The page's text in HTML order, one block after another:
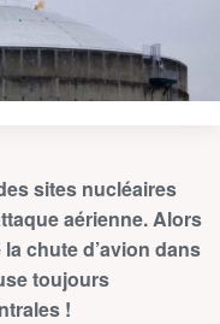
sites nucléaires
aérienne. Alors
chute d’avion dans
toujours
!